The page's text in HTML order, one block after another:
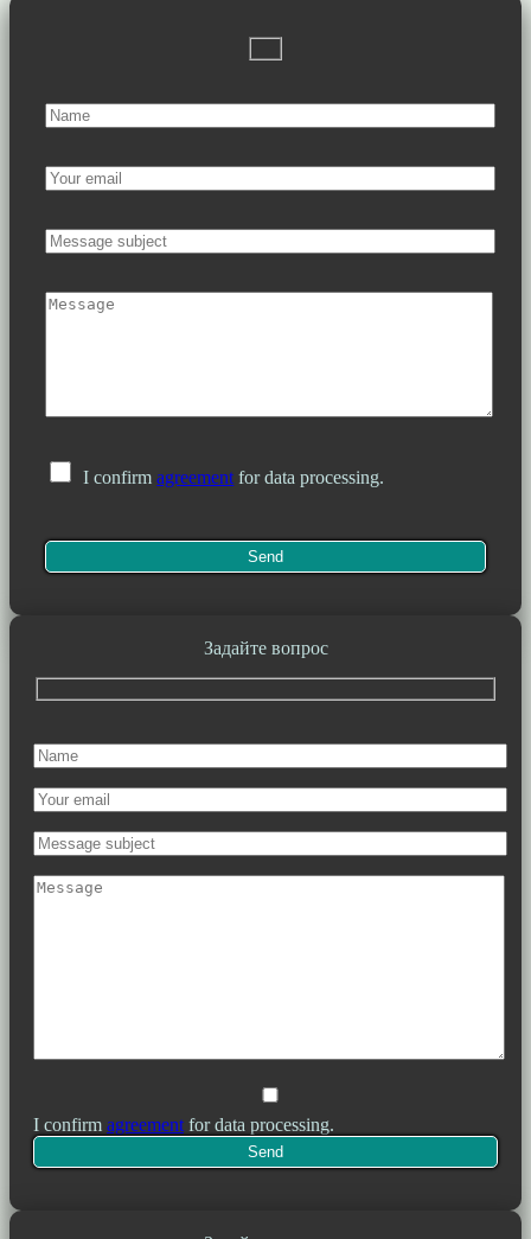
I confirmagreement for data processing.
Задайте вопрос
I confirm agreement for data processing.